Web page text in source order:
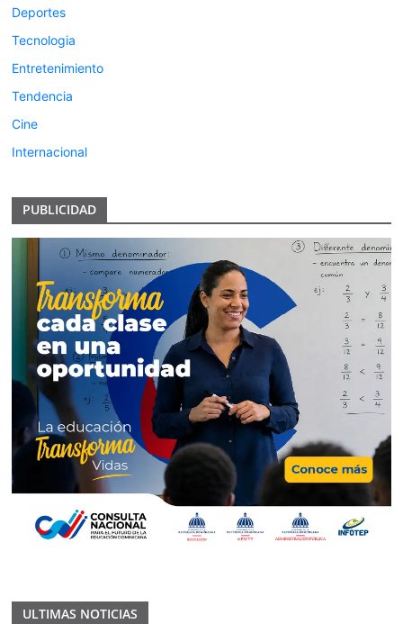
Deportes
Tecnologia
Entretenimiento
Tendencia
Cine
Internacional
PUBLICIDAD
ULTIMAS NOTICIAS